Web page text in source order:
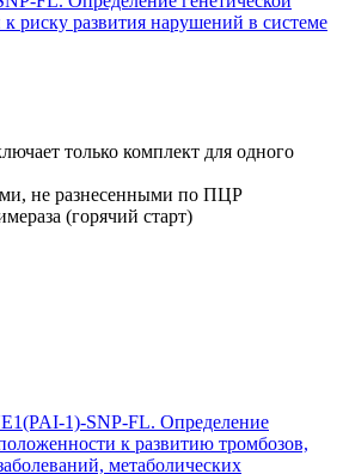
риску развития нарушений в системе
1)-SNP-FL. Определение
к развитию тромбозов,
метаболических